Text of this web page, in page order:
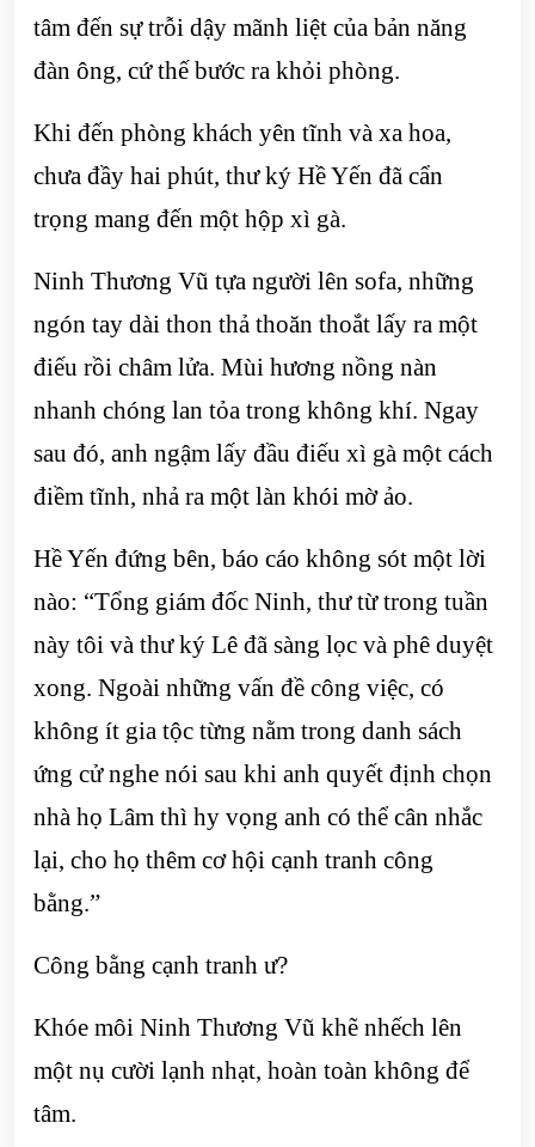
tâm đến sự trỗi dậy mãnh liệt của bản năng
đàn ông, cứ thế bước ra khỏi phòng.
Khi đến phòng khách yên tĩnh và xa hoa,
chưa đầy hai phút, thư ký Hề Yến đã cẩn
trọng mang đến một hộp xì gà.
Ninh Thương Vũ tựa người lên sofa, những
ngón tay dài thon thả thoăn thoắt lấy ra một
điếu rồi châm lửa. Mùi hương nồng nàn
nhanh chóng lan tỏa trong không khí. Ngay
sau đó, anh ngậm lấy đầu điếu xì gà một cách
điềm tĩnh, nhả ra một làn khói mờ ảo.
Hề Yến đứng bên, báo cáo không sót một lời
nào: “Tổng giám đốc Ninh, thư từ trong tuần
này tôi và thư ký Lê đã sàng lọc và phê duyệt
xong. Ngoài những vấn đề công việc, có
không ít gia tộc từng nằm trong danh sách
ứng cử nghe nói sau khi anh quyết định chọn
nhà họ Lâm thì hy vọng anh có thể cân nhắc
lại, cho họ thêm cơ hội cạnh tranh công
bằng.”
Công bằng cạnh tranh ư?
Khóe môi Ninh Thương Vũ khẽ nhếch lên
một nụ cười lạnh nhạt, hoàn toàn không để
tâm.